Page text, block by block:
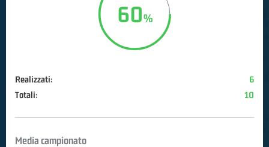
60
Realizzati:
6
Totali:
10
Media campionato